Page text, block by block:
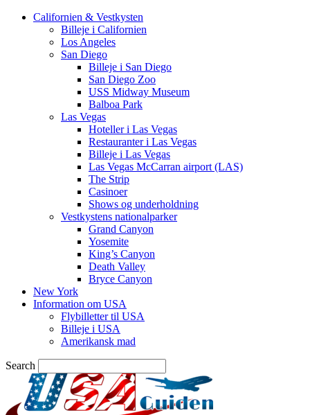
Californien & Vestkysten
Billeje i Californien
Los Angeles
San Diego
Billeje i San Diego
San Diego Zoo
USS Midway Museum
Balboa Park
Las Vegas
Hoteller i Las Vegas
Restauranter i Las Vegas
Billeje i Las Vegas
Las Vegas McCarran airport (LAS)
The Strip
Casinoer
Shows og underholdning
Vestkystens nationalparker
Grand Canyon
Yosemite
King’s Canyon
Death Valley
Bryce Canyon
New York
Information om USA
Flybilletter til USA
Billeje i USA
Amerikansk mad
Search